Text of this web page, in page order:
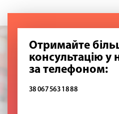
Отримайте
консультацію у
за телефоном:
38 067 563 18 88